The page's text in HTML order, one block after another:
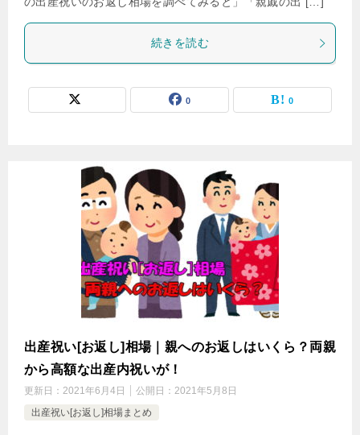
続きを読む
0 0
出産祝い[お返し]相場｜親へのお返しはいくら？両親
から高額な出産内祝いが！
更新日： 2021年6月4日 公開日： 2021年5月8日
出産祝い[お返し]相場まとめ